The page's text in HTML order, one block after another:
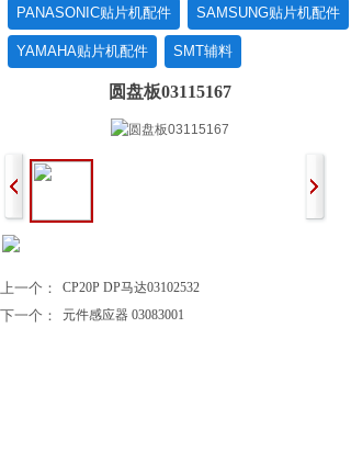
PANASONIC贴片机配件 SAMSUNG贴片机配件
YAMAHA贴片机配件 SMT辅料
圆盘板03115167
上一个： CP20P DP马达03102532
下一个： 元件感应器 03083001